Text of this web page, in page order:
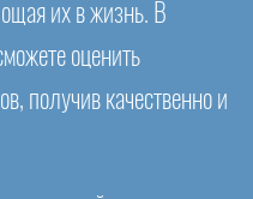
их в жизнь. В
оценить
получив качественно и